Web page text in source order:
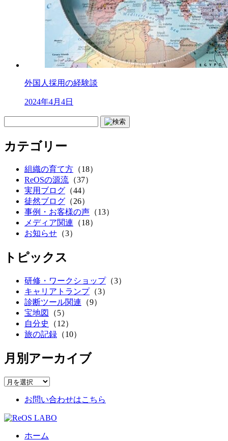
外国人採用の経験談
2024年4月4日
カテゴリー
組織の育て方 （18）
ReOSの源流 （37）
実用ブログ （44）
徒然ブログ （26）
事例・お客様の声 （13）
メディア関連 （18）
お知らせ （3）
トピックス
研修・ワークショップ（3）
キャリアトランプ（3）
診断ツール関連 （9）
宝地図
（5）
自分史
（12）
旅の記録 （10）
月別アーカイブ
お問い合わせはこちら
ホーム